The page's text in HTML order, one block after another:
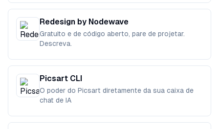
Redesign by Nodewave
Gratuito e de código aberto, pare de projetar.
Descreva.
Picsart CLI
O poder do Picsart diretamente da sua caixa de
chat de IA